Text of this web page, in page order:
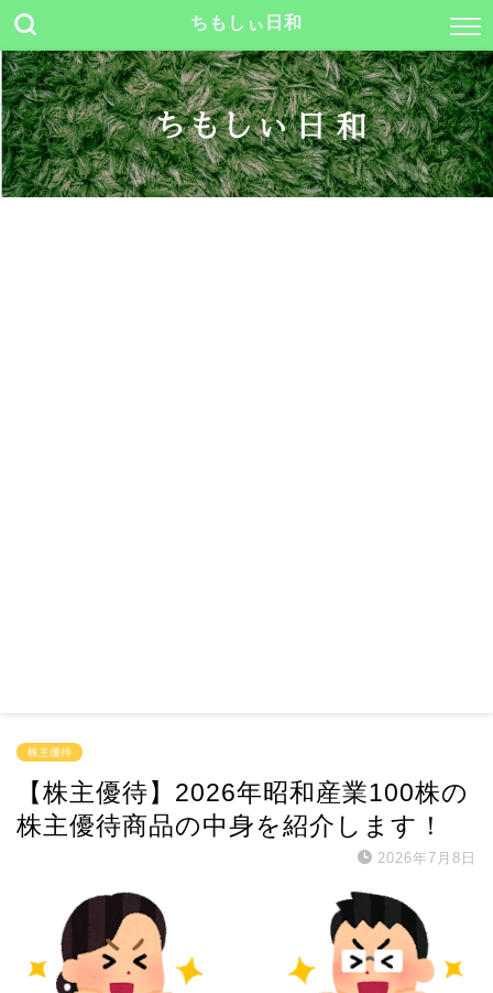
ちもしぃ日和
株主優待
【株主優待】2026年昭和産業100株の
株主優待商品の中身を紹介します！
2026年7月8日